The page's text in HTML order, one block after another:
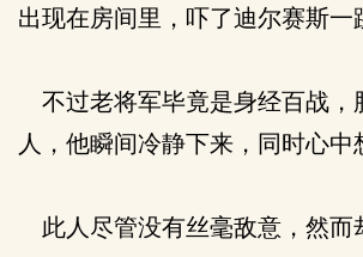
出现在房间里，吓了迪尔赛斯一
不过老将军毕竟是身经百战，
人，他瞬间冷静下来，同时心中
此人尽管没有丝毫敌意，然而